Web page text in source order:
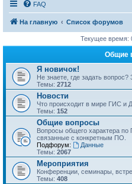
FAQ
На главную Список форумов
Текущее время:
Общие
Я новичок!
Не знаете, где задать вопрос?
Темы: 2712
Новости
Что происходит в мире ГИС и
Темы: 152
Общие вопросы
Вопросы общего характера
связанные с конкретным ПО.
Подфорум:
Данные
Темы: 2067
Мероприятия
Конференции, семинары,
Темы: 408